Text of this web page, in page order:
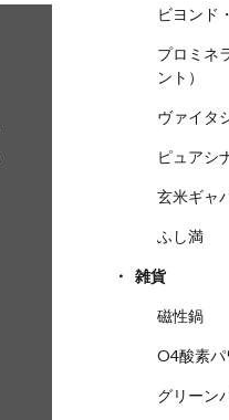
ビヨンド
プロミネ
ント）
ヴァイタ
ピュアシ
玄米ギャ
ふし満
雑貨
磁性鍋
O4酸素パ
グリーン